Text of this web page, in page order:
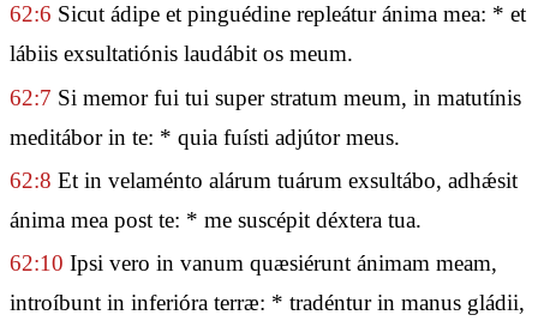
62:6 Sicut ádipe et pinguédine repleátur ánima mea: * et
lábiis exsultatiónis laudábit os meum.
62:7 Si memor fui tui super stratum meum, in matutínis
meditábor in te: * quia fuísti adjútor meus.
62:8 Et in velaménto alárum tuárum exsultábo, adhǽsit
ánima mea post te: * me suscépit déxtera tua.
62:10 Ipsi vero in vanum quæsiérunt ánimam meam,
introíbunt in inferióra terræ: * tradéntur in manus gládii,